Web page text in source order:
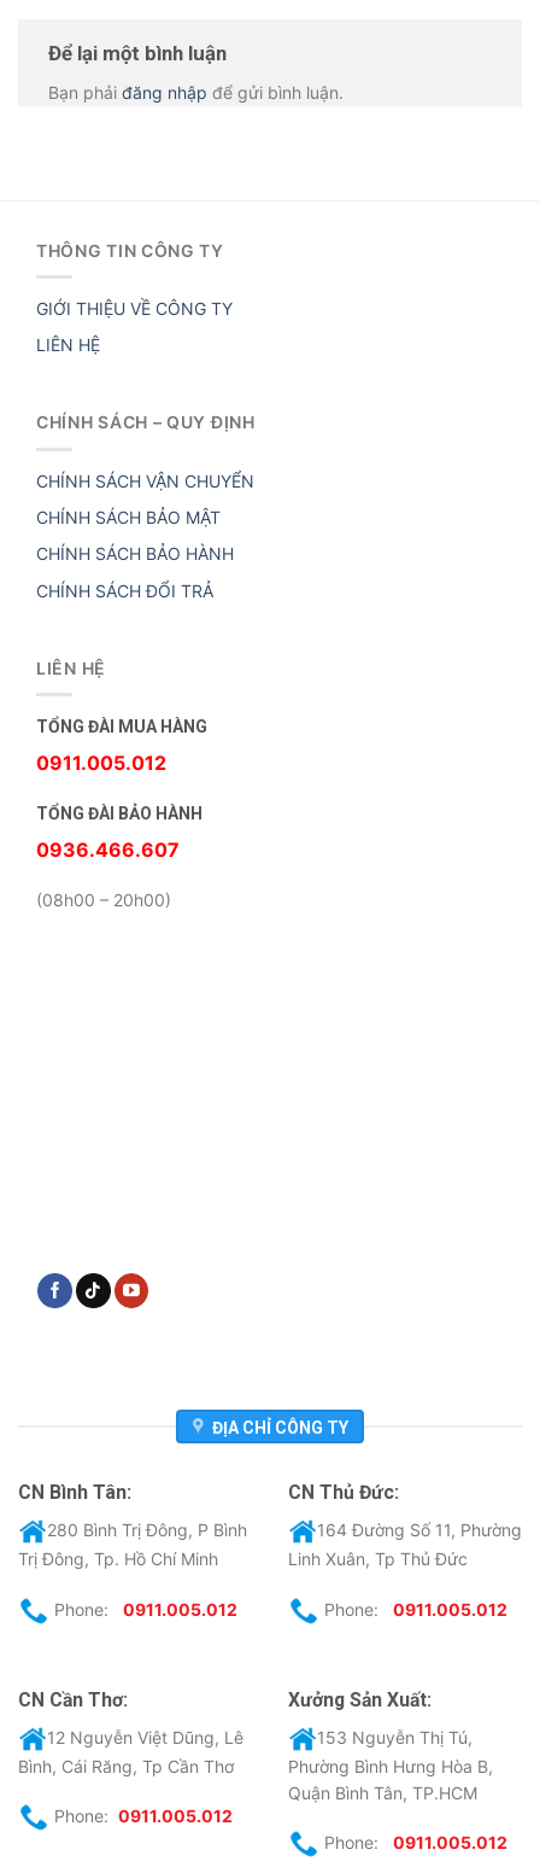
Để lại một bình luận
Bạn phải đăng nhập để gửi bình luận.
THÔNG TIN CÔNG TY
GIỚI THIỆU VỀ CÔNG TY
LIÊN HỆ
CHÍNH SÁCH – QUY ĐỊNH
CHÍNH SÁCH VẬN CHUYỂN
CHÍNH SÁCH BẢO MẬT
CHÍNH SÁCH BẢO HÀNH
CHÍNH SÁCH ĐỔI TRẢ
LIÊN HỆ
TỔNG ĐÀI MUA HÀNG
0911.005.012
TỔNG ĐÀI BẢO HÀNH
0936.466.607
(08h00 – 20h00)
ĐỊA CHỈ CÔNG TY
CN Bình Tân:
280 Bình Trị Đông, P Bình
Trị Đông, Tp. Hồ Chí Minh
Phone: 0911.005.012
CN Thủ Đức:
164 Đường Số 11, Phường
Linh Xuân, Tp Thủ Đức
Phone: 0911.005.012
CN Cần Thơ:
12 Nguyễn Việt Dũng, Lê
Bình, Cái Răng, Tp Cần Thơ
Phone: 0911.005.012
Xưởng Sản Xuất:
153 Nguyễn Thị Tú,
Phường Bình Hưng Hòa B,
Quận Bình Tân, TP.HCM
Phone: 0911.005.012